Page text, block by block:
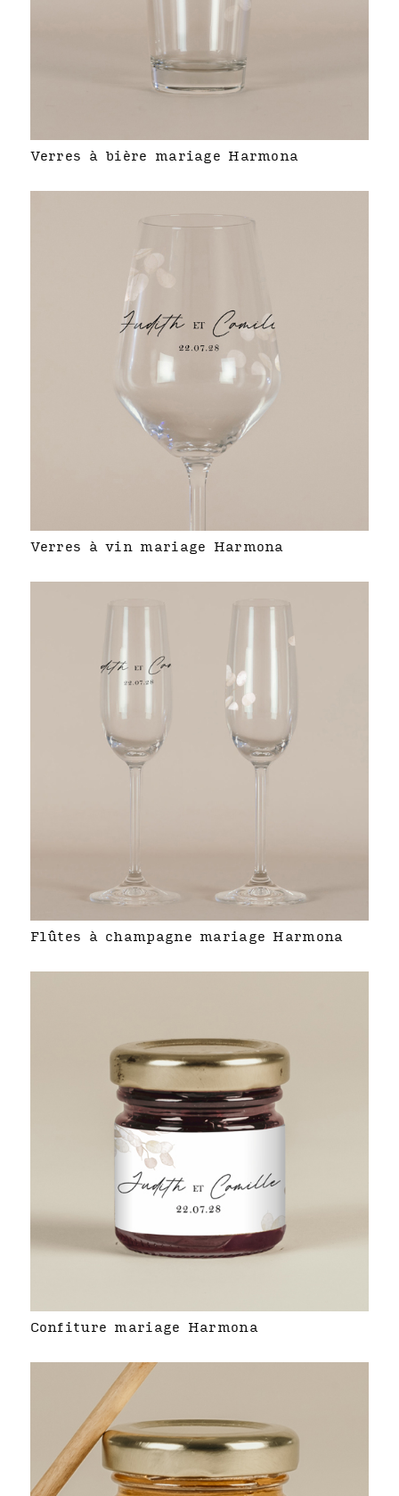
Verres à bière mariage Harmona
Verres à vin mariage Harmona
Flûtes à champagne mariage Harmona
Confiture mariage Harmona